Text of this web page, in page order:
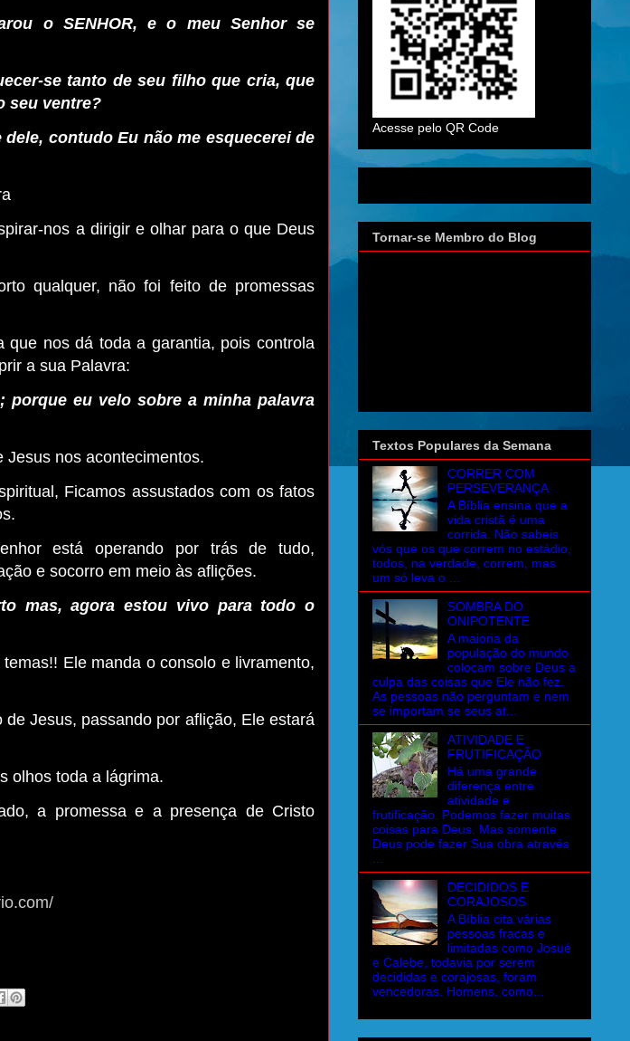
o SENHOR, e o meu Senhor se
se tanto de seu filho que cria, que
seu ventre?
contudo Eu não me esquecerei de
nos a dirigir e olhar para o que Deus
qualquer, não foi feito de promessas
nos dá toda a garantia, pois controla
a sua Palavra:
porque eu velo sobre a minha palavra
Jesus nos acontecimentos.
Ficamos assustados com os fatos
está operando por trás de tudo,
e socorro em meio às aflições.
mas, agora estou vivo para todo o
Ele manda o consolo e livramento,
Jesus, passando por aflição, Ele estará
olhos toda a lágrima.
a promessa e a presença de Cristo
Acesse pelo QR Code
Tornar-se Membro do Blog
Textos Populares da Semana
CORRER COM
PERSEVERANÇA
A Bíblia ensina que a
vida cristã é uma
corrida. Não sabeis
vós que os que correm no estádio,
todos, na verdade, correm, mas
um só leva o ...
SOMBRA DO
ONIPOTENTE
A maioria da
população do mundo
colocam sobre Deus a
culpa das coisas que Ele não fez.
As pessoas não perguntam e nem
se importam se seus at...
ATIVIDADE E
FRUTIFICAÇÃO
Há uma grande
diferença entre
atividade e
frutificação. Podemos fazer muitas
coisas para Deus. Mas somente
Deus pode fazer Sua obra através
DECIDIDOS E
CORAJOSOS
A Bíblia cita várias
pessoas fracas e
limitadas como Josué
e Calebe, todavia por serem
decididas e corajosas, foram
vencedoras. Homens, como...